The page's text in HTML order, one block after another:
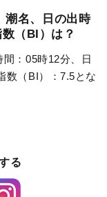
潮名、日の出時
（BI）は？
：05時12分、日
数（BI）：7.5とな
る